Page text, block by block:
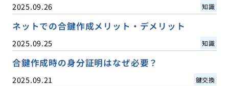
2025.09.26 知識
ネットでの合鍵作成メリット・デメリット
2025.09.25 知識
合鍵作成時の身分証明はなぜ必要？
2025.09.21 鍵交換